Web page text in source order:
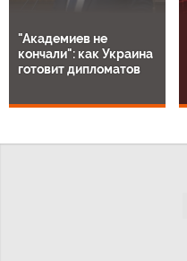
"Академиев не
кончали": как Украина
готовит дипломатов